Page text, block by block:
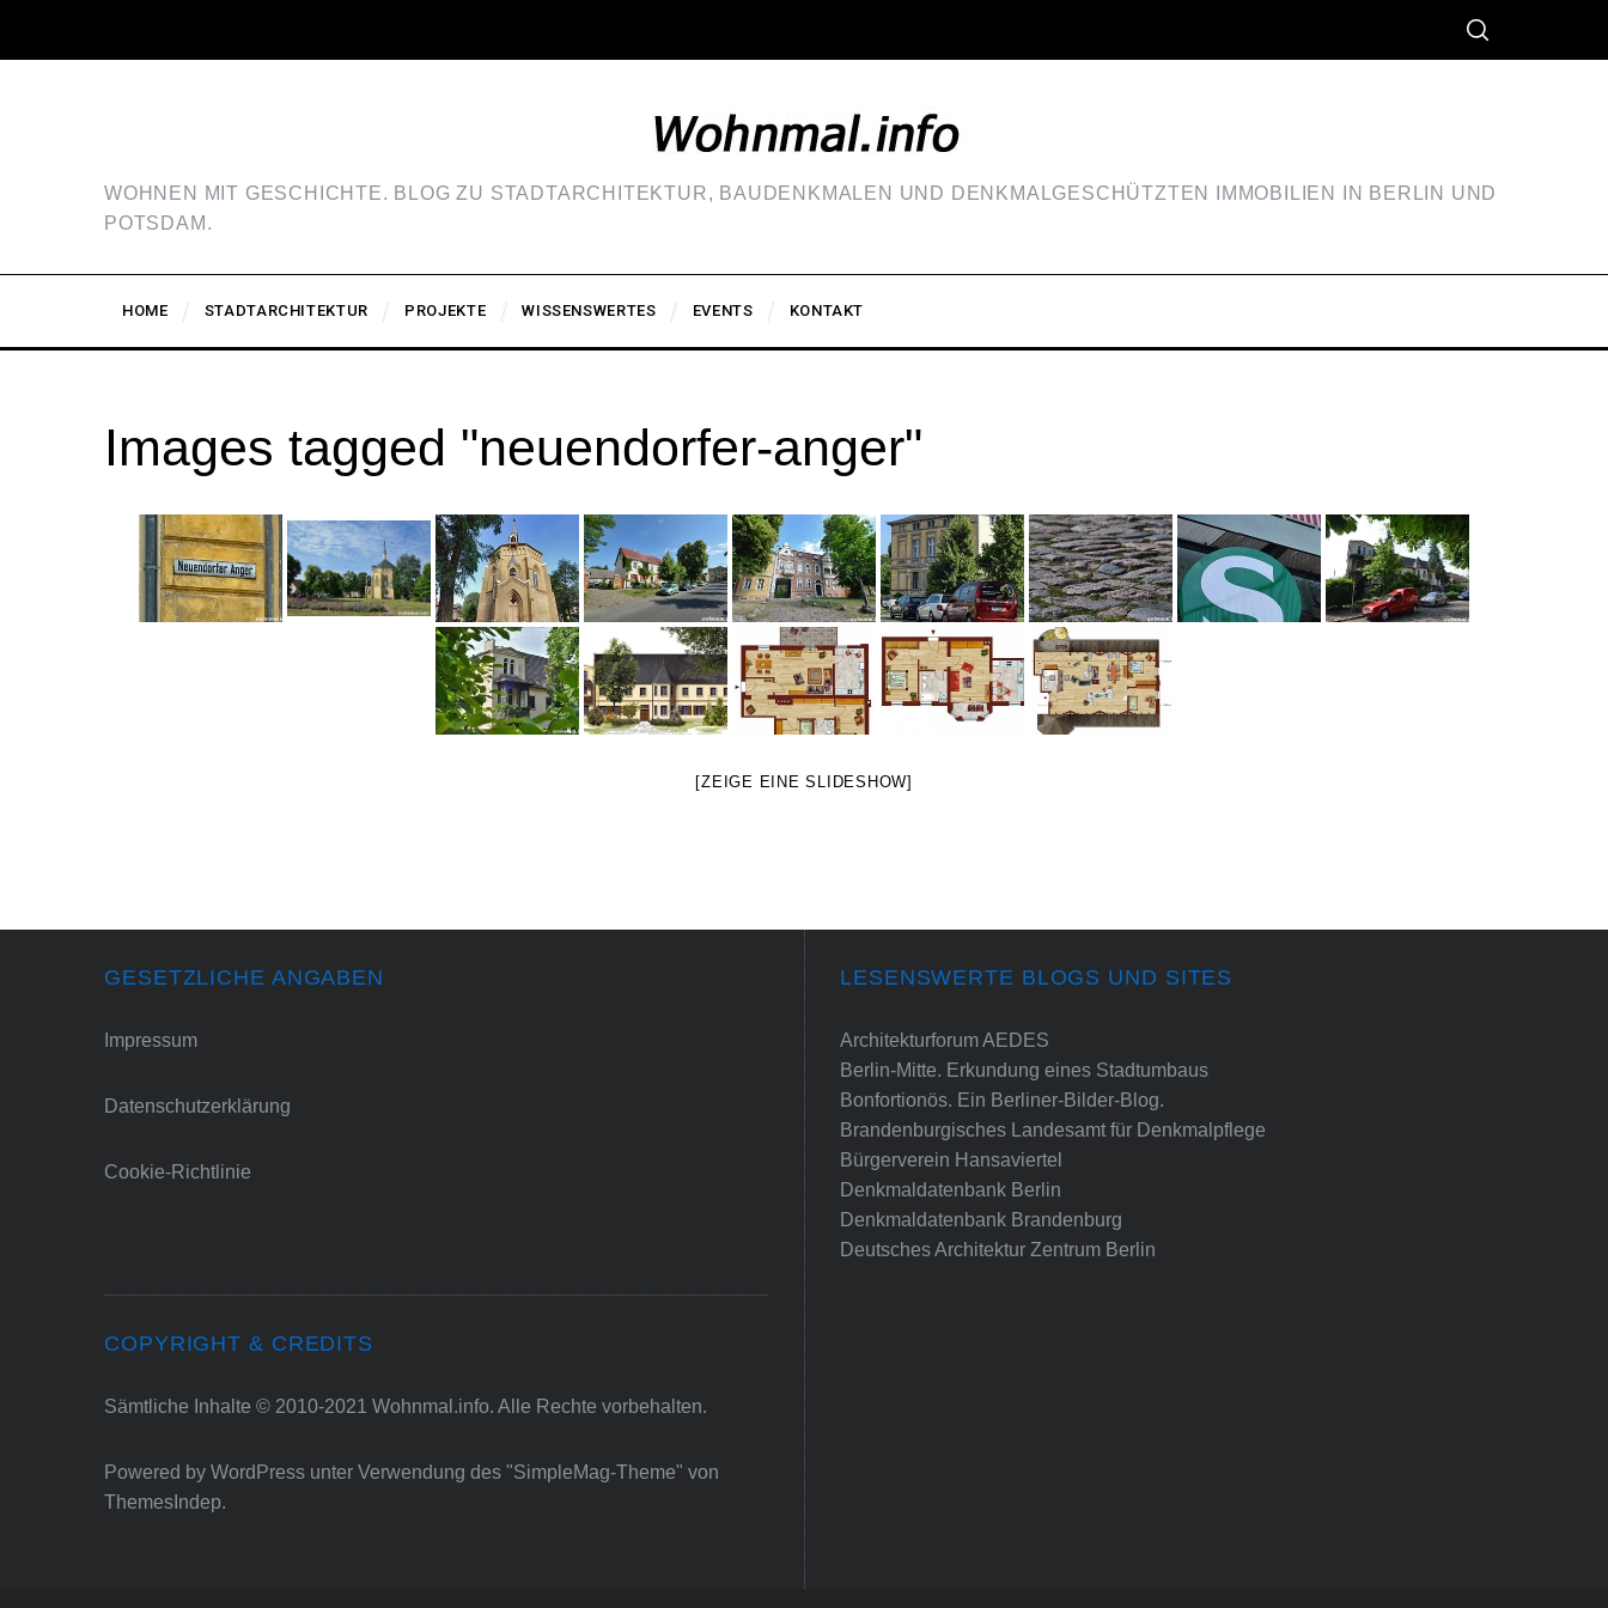
WOHNEN MIT GESCHICHTE. BLOG ZU STADTARCHITEKTUR, BAUDENKMALEN UND DENKMALGESCHÜTZTEN IMMOBILIEN IN BERLIN UND
POTSDAM.
HOME STADTARCHITEKTUR PROJEKTE WISSENSWERTES EVENTS KONTAKT
Images tagged "neuendorfer-anger"
[ZEIGE EINE SLIDESHOW]
GESETZLICHE ANGABEN
Impressum
Datenschutzerklärung
Cookie-Richtlinie
COPYRIGHT & CREDITS
Sämtliche Inhalte © 2010-2021 Wohnmal.info. Alle Rechte vorbehalten.
Powered by WordPress unter Verwendung des "SimpleMag-Theme" von
ThemesIndep.
LESENSWERTE BLOGS UND SITES
Architekturforum AEDES
Berlin-Mitte. Erkundung eines Stadtumbaus
Bonfortionös. Ein Berliner-Bilder-Blog.
Brandenburgisches Landesamt für Denkmalpflege
Bürgerverein Hansaviertel
Denkmaldatenbank Berlin
Denkmaldatenbank Brandenburg
Deutsches Architektur Zentrum Berlin